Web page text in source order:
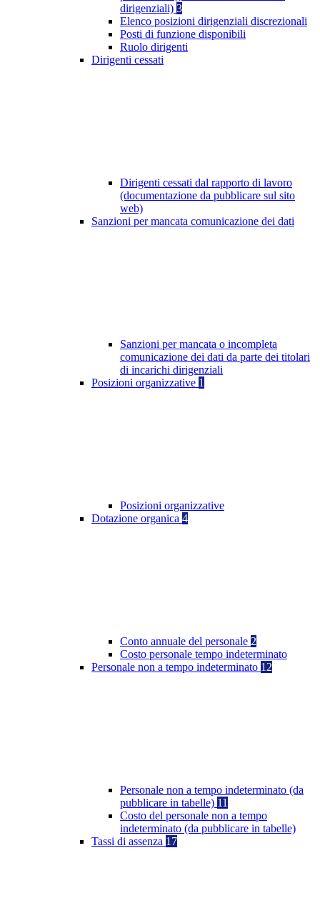
dirigenziali) 3
Elenco posizioni dirigenziali discrezionali
Posti di funzione disponibili
Ruolo dirigenti
Dirigenti cessati
Dirigenti cessati dal rapporto di lavoro
(documentazione da pubblicare sul sito
web)
Sanzioni per mancata comunicazione dei dati
Sanzioni per mancata o incompleta
comunicazione dei dati da parte dei titolari
di incarichi dirigenziali
Posizioni organizzative 1
Posizioni organizzative
Dotazione organica 4
Conto annuale del personale 2
Costo personale tempo indeterminato
Personale non a tempo indeterminato 12
Personale non a tempo indeterminato (da
pubblicare in tabelle) 11
Costo del personale non a tempo
indeterminato (da pubblicare in tabelle)
Tassi di assenza 17